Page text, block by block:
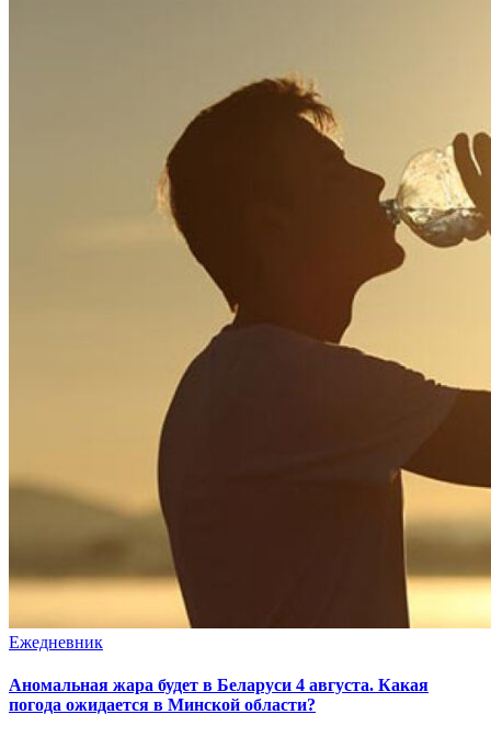
Ежедневник
Аномальная жара будет в Беларуси 4 августа. Какая
погода ожидается в Минской области?